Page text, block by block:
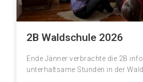
2B Waldschule 2026
Ende Jänner verbrachte die 2B
unterhaltsame Stunden in der